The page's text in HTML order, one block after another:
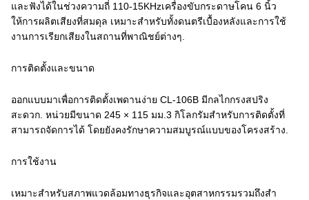
และฟังได้ในช่วงความถี่ 110-15KHzเครื่องขับกระดาษโคน 6 นิ้ว
ให้การผลิตเสียงที่สมดุล เหมาะสําหรับทั้งดนตรีเบื้องหลังและการใช้
งานการเรียกเสียงในสถานที่พาณิชย์ต่างๆ.
การติดตั้งและขนาด
ออกแบบมาเพื่อการติดตั้งเพดานง่าย CL-106B มีกลไกกรงสปริง
สะดวก. หน่วยมีขนาด 245 × 115 มม.3 กิโลกรัมสําหรับการติดตั้งที่
สามารถจัดการได้ โดยยังคงรักษาความสมบูรณ์แบบของโครงสร้าง.
การใช้งาน
เหมาะสําหรับสภาพแวดล้อมทางธุรกิจและอุตสาหกรรมรวมถึงสํา